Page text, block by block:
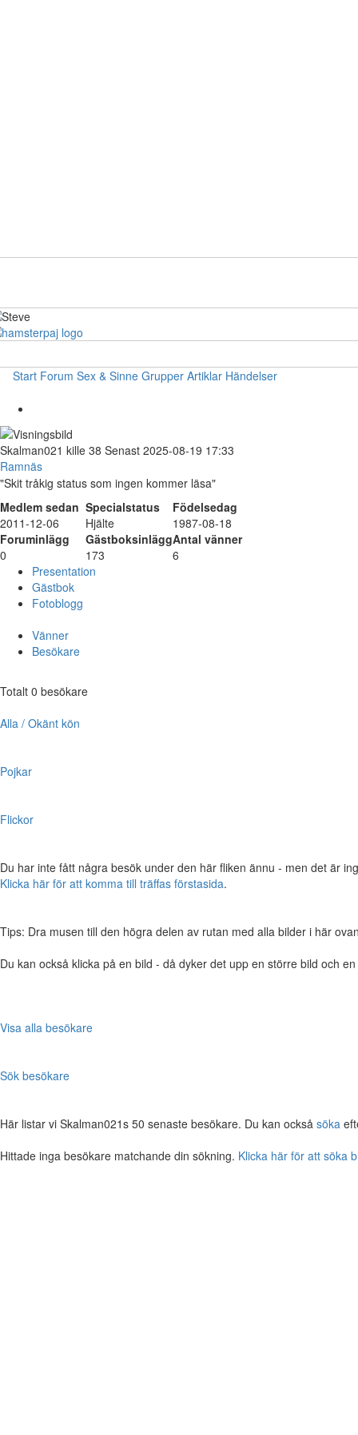
Start Forum Sex & Sinne Grupper Artiklar Händelser
Skalman021 kille 38 Senast 2025-08-19 17:33
Ramnäs
"Skit tråkig status som ingen kommer läsa"
Medlem sedan Specialstatus
Födelsedag
2011-12-06
Hjälte
1987-08-18
Foruminlägg
GästboksinläggAntal vänner
0
173
6
Presentation
Gästbok
Fotoblogg
Vänner
Besökare
Totalt 0 besökare
Alla / Okänt kön
Pojkar
Flickor
Du har inte fått några besök under den här fliken ännu - men det är
Klicka här för att komma till träffas förstasida.
Tips: Dra musen till den högra delen av rutan med alla bilder i här
Du kan också klicka på en bild - då dyker det upp en större bild och
Visa alla besökare
Sök besökare
Här listar vi Skalman021s 50 senaste besökare. Du kan också söka
Hittade inga besökare matchande din sökning. Klicka här för att söka